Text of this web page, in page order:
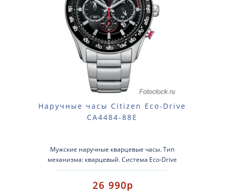
Наручные часы Citizen Eco-Drive
CA4484-88E
Мужские наручные кварцевые часы. Тип
механизма: кварцевый. Система Eco-Drive
(аккумулятор с питанием от световой энерг..
26 990р